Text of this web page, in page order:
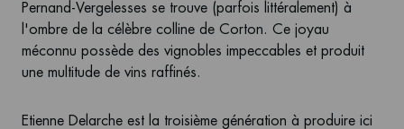
Pernand-Vergelesses se trouve (parfois littéralement) à
l'ombre de la célèbre colline de Corton. Ce joyau
méconnu possède des vignobles impeccables et produit
une multitude de vins raffinés.
Etienne Delarche est la troisième génération à produire ici